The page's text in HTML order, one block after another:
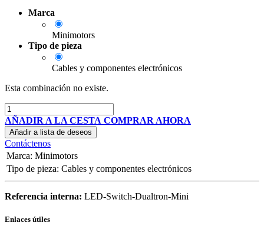
Marca
Minimotors
Tipo de pieza
Cables y componentes electrónicos
Esta combinación no existe.
AÑADIR A LA CESTA COMPRAR AHORA
Añadir a lista de deseos
Contáctenos
Marca: Minimotors
Tipo de pieza: Cables y componentes electrónicos
Referencia interna: LED-Switch-Dualtron-Mini
Enlaces útiles